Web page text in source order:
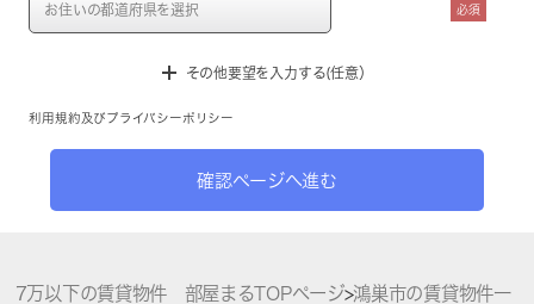
必須
その他要望を入力する(任意）
利用規約 及び プライバシーポリシー
確認ページへ進む
7万以下の賃貸物件 部屋まるTOPページ>鴻巣市の賃貸物件一